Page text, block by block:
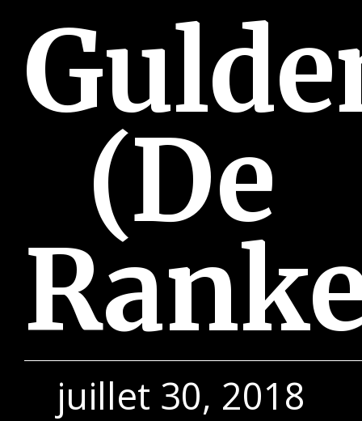
(De
juillet 30, 2018